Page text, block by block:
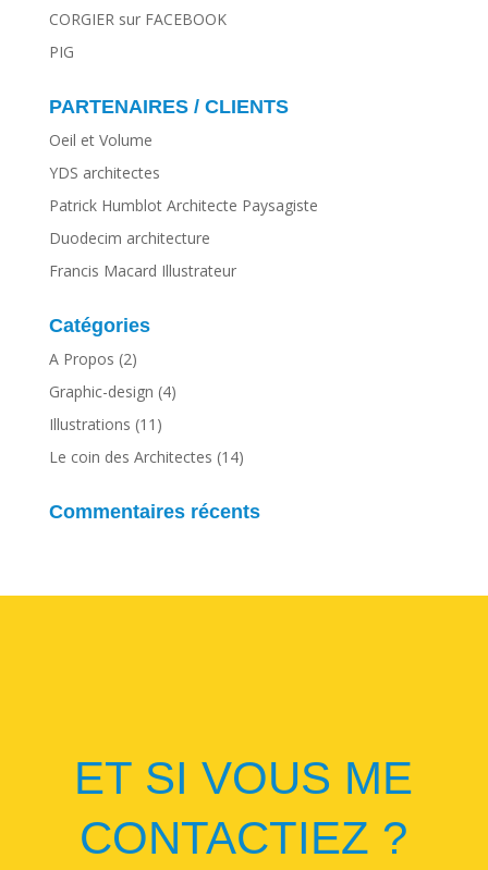
CORGIER sur FACEBOOK
PIG
PARTENAIRES / CLIENTS
Oeil et Volume
YDS architectes
Patrick Humblot Architecte Paysagiste
Duodecim architecture
Francis Macard Illustrateur
Catégories
A Propos (2)
Graphic-design (4)
Illustrations (11)
Le coin des Architectes (14)
Commentaires récents
ET SI VOUS ME
CONTACTIEZ ?